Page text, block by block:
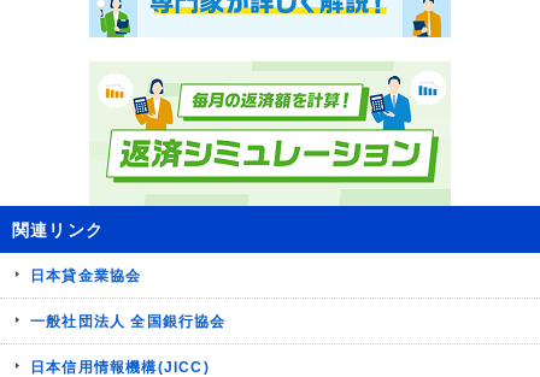
関連リンク
日本貸金業協会
一般社団法人 全国銀行協会
日本信用情報機構(JICC)